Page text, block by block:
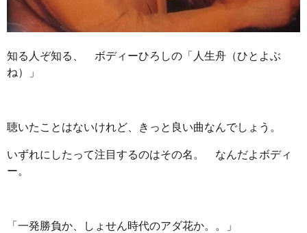
知る人ぞ知る、 ボディーひろしの「人生舟（ひとよぶ
ね）」
聴いたことはないけれど、きっと良い曲なんでしょう。
いずれにしたって注目するのはその名。 なんだよボディ
ー。
「一発勝負か、しょせん時代のアダ花か。。」